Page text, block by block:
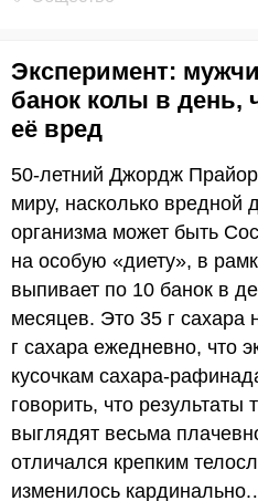
Эксперимент:
банок колы в день,
её вред
50-летний Джордж
миру, насколько вредной
организма может быть
на особую «диету», в
выпивает по 10 банок в
месяцев. Это 35 г сахара
г сахара ежедневно, что
кусочкам сахара-
говорить, что результаты
выглядят весьма
отличался крепким
изменилось